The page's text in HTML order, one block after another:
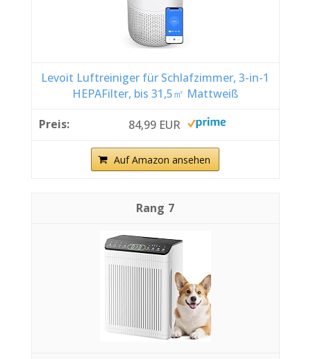
Levoit Luftreiniger für Schlafzimmer, 3-in-1
HEPAFilter, bis 31,5㎡ Mattweiß
84,99 EUR
Auf Amazon ansehen
7